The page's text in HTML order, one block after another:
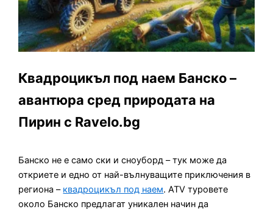
Квадроцикъл под наем Банско –
авантюра сред природата на
Пирин с Ravelo.bg
Банско не е само ски и сноуборд – тук може да
откриете и едно от най-вълнуващите приключения в
региона – квадроцикъл под наем. ATV туровете
около Банско предлагат уникален начин да